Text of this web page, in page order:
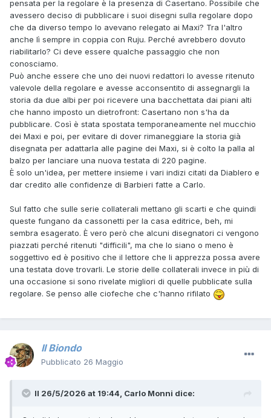
pensata per la regolare è la presenza di Casertano. Possibile che
avessero deciso di pubblicare i suoi disegni sulla regolare dopo
che da diverso tempo lo avevano relegato ai Maxi? Tra l'altro
anche lì sempre in coppia con Ruju. Perché avrebbero dovuto
riabilitarlo? Ci deve essere qualche passaggio che non
conosciamo.
Può anche essere che uno dei nuovi redattori lo avesse ritenuto
valevole della regolare e avesse acconsentito di assegnargli la
storia da due albi per poi ricevere una bacchettata dai piani alti
che hanno imposto un dietrofront: Casertano non s'ha da
pubblicare. Così è stata spostata temporaneamente nel mucchio
dei Maxi e poi, per evitare di dover rimaneggiare la storia già
disegnata per adattarla alle pagine dei Maxi, si è colto la palla al
balzo per lanciare una nuova testata di 220 pagine.
È solo un'idea, per mettere insieme i vari indizi citati da Diablero e
dar credito alle confidenze di Barbieri fatte a Carlo.
Sul fatto che sulle serie collaterali mettano gli scarti e che quindi
queste fungano da cassonetti per la casa editrice, beh, mi
sembra esagerato. È vero però che alcuni disegnatori ci vengono
piazzati perché ritenuti "difficili", ma che lo siano o meno è
soggettivo ed è positivo che il lettore che li apprezza possa avere
una testata dove trovarli. Le storie delle collaterali invece in più di
una occasione si sono rivelate migliori di quelle pubblicate sulla
regolare. Se penso alle ciofeche che c'hanno rifilato
Il Biondo
Pubblicato 26 Maggio
Il 26/5/2026 at 19:44, Carlo Monni dice: